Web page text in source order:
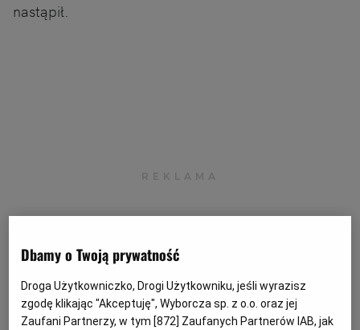
nastąpił.
Dbamy o Twoją prywatność
Droga Użytkowniczko, Drogi Użytkowniku, jeśli wyrazisz
zgodę klikając "Akceptuję", Wyborcza sp. z o.o. oraz jej
Zaufani Partnerzy, w tym [872] Zaufanych Partnerów IAB, jak